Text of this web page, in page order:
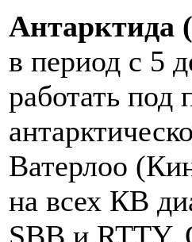
Антарктида
в период с 5
работать
Ватерлоо
на всех КВ